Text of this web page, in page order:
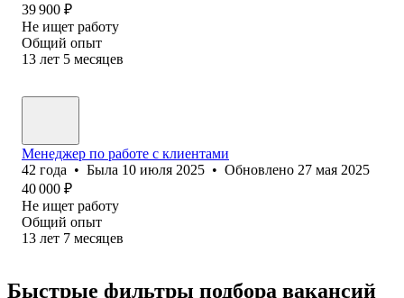
39 900 ₽
Не ищет работу
Общий опыт
13 лет 5 месяцев
Менеджер по работе с клиентами
42 года • Была 10 июля 2025 • Обновлено 27 мая 2025
40 000 ₽
Не ищет работу
Общий опыт
13 лет 7 месяцев
Быстрые фильтры подбора вакансий